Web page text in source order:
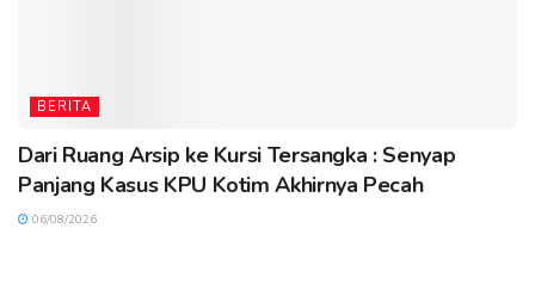
BERITA
Dari Ruang Arsip ke Kursi Tersangka : Senyap
Panjang Kasus KPU Kotim Akhirnya Pecah
06/08/2026